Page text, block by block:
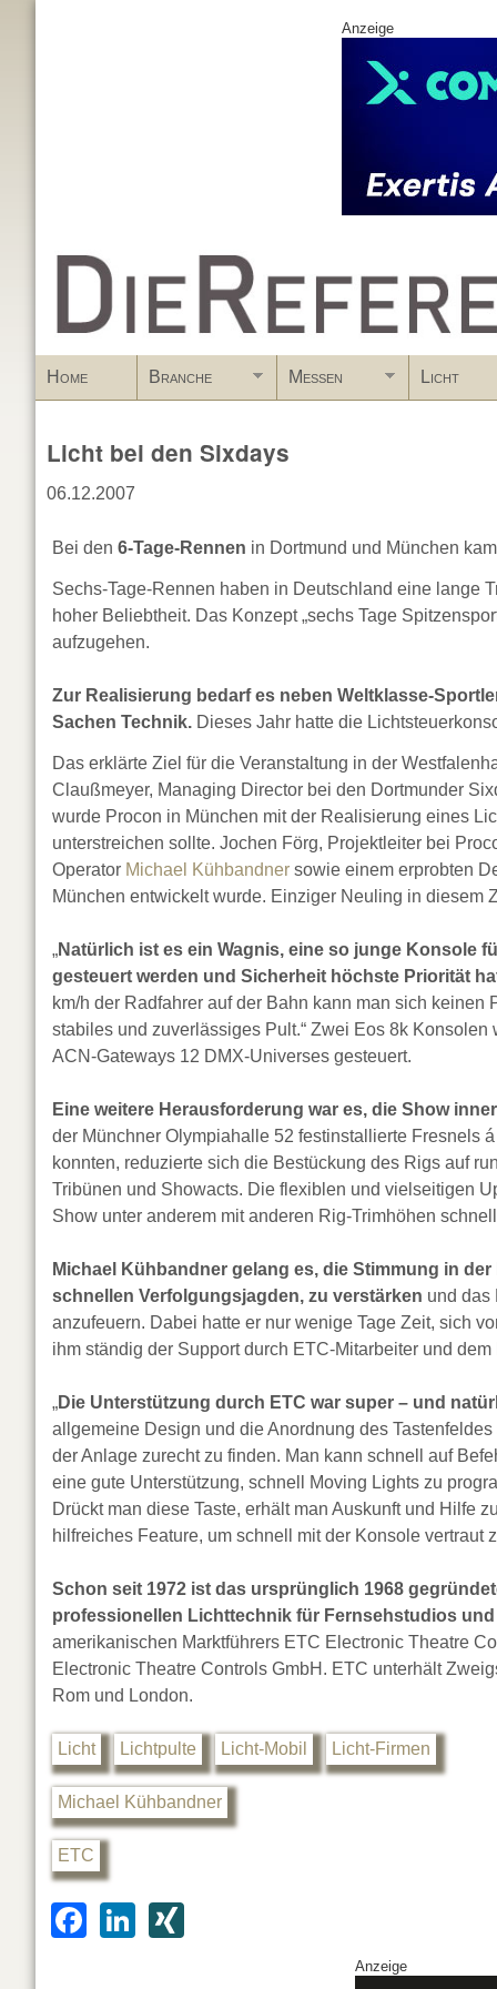
Anzeige
www.DieReferenz.de
Home Branche Messen Licht
Licht bei den Sixdays
06.12.2007
Bei den 6-Tage-Rennen in Dortmund und München
Sechs-Tage-Rennen haben in Deutschland eine lange
hoher Beliebtheit. Das Konzept „sechs Tage
aufzugehen.
Zur Realisierung bedarf es neben Weltklasse-
Sachen Technik. Dieses Jahr hatte die
Das erklärte Ziel für die Veranstaltung in der
Claußmeyer, Managing Director bei den Dortmunder
wurde Procon in München mit der Realisierung eines
unterstreichen sollte. Jochen Förg, Projektleiter bei
Operator Michael Kühbandner sowie einem erprobten
München entwickelt wurde. Einziger Neuling in diesem
„Natürlich ist es ein Wagnis, eine so junge Konsole
gesteuert werden und Sicherheit höchste Priorität
km/h der Radfahrer auf der Bahn kann man sich keinen
stabiles und zuverlässiges Pult.“ Zwei Eos 8k
ACN-Gateways 12 DMX-Universes gesteuert.
Eine weitere Herausforderung war es, die Show
der Münchner Olympiahalle 52 festinstallierte Fresnels
konnten, reduzierte sich die Bestückung des Rigs auf
Tribünen und Showacts. Die flexiblen und vielseitigen
Show unter anderem mit anderen Rig-Trimhöhen
Michael Kühbandner gelang es, die Stimmung in
schnellen Verfolgungsjagden, zu verstärken und das
anzufeuern. Dabei hatte er nur wenige Tage Zeit, sich
ihm ständig der Support durch ETC-Mitarbeiter und
„Die Unterstützung durch ETC war super – und
allgemeine Design und die Anordnung des
der Anlage zurecht zu finden. Man kann schnell auf
eine gute Unterstützung, schnell Moving Lights zu
Drückt man diese Taste, erhält man Auskunft und Hilfe
hilfreiches Feature, um schnell mit der Konsole vertraut
Schon seit 1972 ist das ursprünglich 1968
professionellen Lichttechnik für Fernsehstudios und
amerikanischen Marktführers ETC Electronic Theatre
Electronic Theatre Controls GmbH. ETC unterhält
Rom und London.
Licht Lichtpulte Licht-Mobil Licht-Firmen
Michael Kühbandner
ETC
F
Li
Anzeige